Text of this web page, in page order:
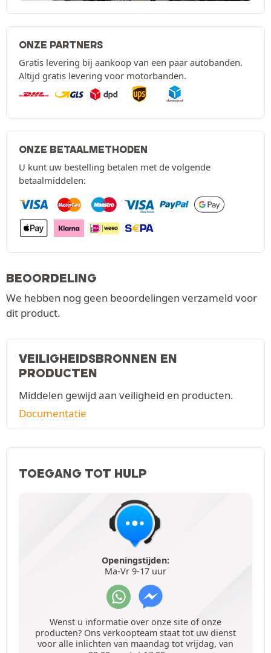
ONZE PARTNERS
Gratis levering bij aankoop van een paar autobanden.
Altijd gratis levering voor motorbanden.
ONZE BETAALMETHODEN
U kunt uw bestelling betalen met de volgende
betaalmiddelen:
BEOORDELING
We hebben nog geen beoordelingen verzameld voor
dit product.
VEILIGHEIDSBRONNEN EN
PRODUCTEN
Middelen gewijd aan veiligheid en producten.
Documentatie
TOEGANG TOT HULP
Openingstijden:
Ma-Vr 9-17 uur
Wenst u informatie over onze site of onze
producten? Ons verkoopteam staat tot uw dienst
voor alle inlichten van maandag tot vrijdag, van